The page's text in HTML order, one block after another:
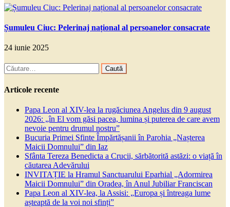
Șumuleu Ciuc: Pelerinaj național al persoanelor consacrate
24 iunie 2025
Caută
după:
Articole recente
Papa Leon al XIV-lea la rugăciunea Angelus din 9 august
2026: „în El vom găsi pacea, lumina și puterea de care avem
nevoie pentru drumul nostru”
Bucuria Primei Sfinte Împărtășanii în Parohia „Nașterea
Maicii Domnului” din Iaz
Sfânta Tereza Benedicta a Crucii, sărbătorită astăzi: o viață în
căutarea Adevărului
INVITAȚIE la Hramul Sanctuarului Eparhial „Adormirea
Maicii Domnului” din Oradea, în Anul Jubiliar Franciscan
Papa Leon al XIV-lea, la Assisi: „Europa și întreaga lume
așteaptă de la voi noi sfinți”